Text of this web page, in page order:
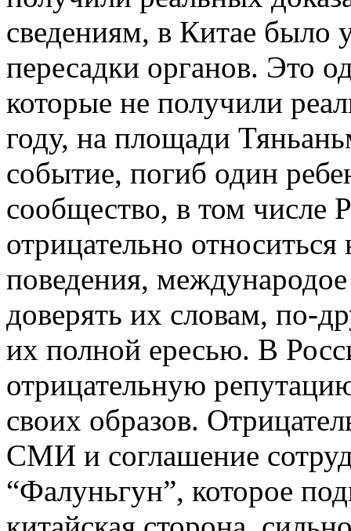
сведениям, в Китае было
пересадки органов. Это
которые не получили
году, на площади
событие, погиб один
сообщество, в том числе
отрицательно
поведения,
доверять их словам, по-
их полной ересью. В
отрицательную
своих образов.
СМИ и соглашение
“Фалуньгун”, которое